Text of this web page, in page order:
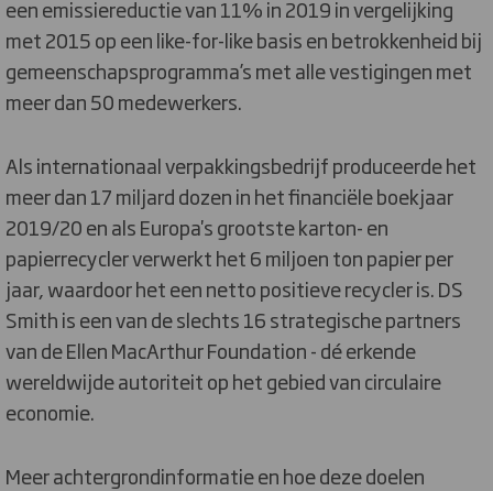
een emissiereductie van 11% in 2019 in vergelijking
met 2015 op een like-for-like basis en betrokkenheid bij
gemeenschapsprogramma’s met alle vestigingen met
meer dan 50 medewerkers.
Als internationaal verpakkingsbedrijf produceerde het
meer dan 17 miljard dozen in het financiële boekjaar
2019/20 en als Europa's grootste karton- en
papierrecycler verwerkt het 6 miljoen ton papier per
jaar, waardoor het een netto positieve recycler is. DS
Smith is een van de slechts 16 strategische partners
van de Ellen MacArthur Foundation - dé erkende
wereldwijde autoriteit op het gebied van circulaire
economie.
Meer achtergrondinformatie en hoe deze doelen